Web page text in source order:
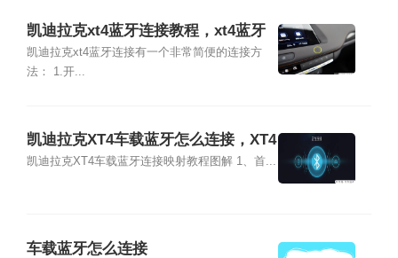
凯迪拉克xt4蓝牙连接教程，xt4蓝牙
连接不上怎么办
凯迪拉克xt4蓝牙连接有一个非常简便的连接方
法： 1.开...
凯迪拉克XT4车载蓝牙怎么连接，XT4
手机互联映射教程
凯迪拉克XT4车载蓝牙连接映射教程图解 1、首...
车载蓝牙怎么连接